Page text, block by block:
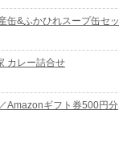
缶&ふかひれスープ缶セッ
カレー詰合せ
Amazonギフト券500円分